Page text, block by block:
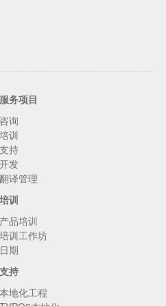
服务项目
咨询
培训
支持
开发
翻译管理
培训
产品培训
培训工作坊
日期
支持
本地化工程